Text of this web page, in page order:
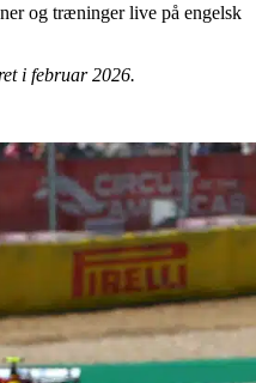
og træninger live på engelsk
i februar 2026.